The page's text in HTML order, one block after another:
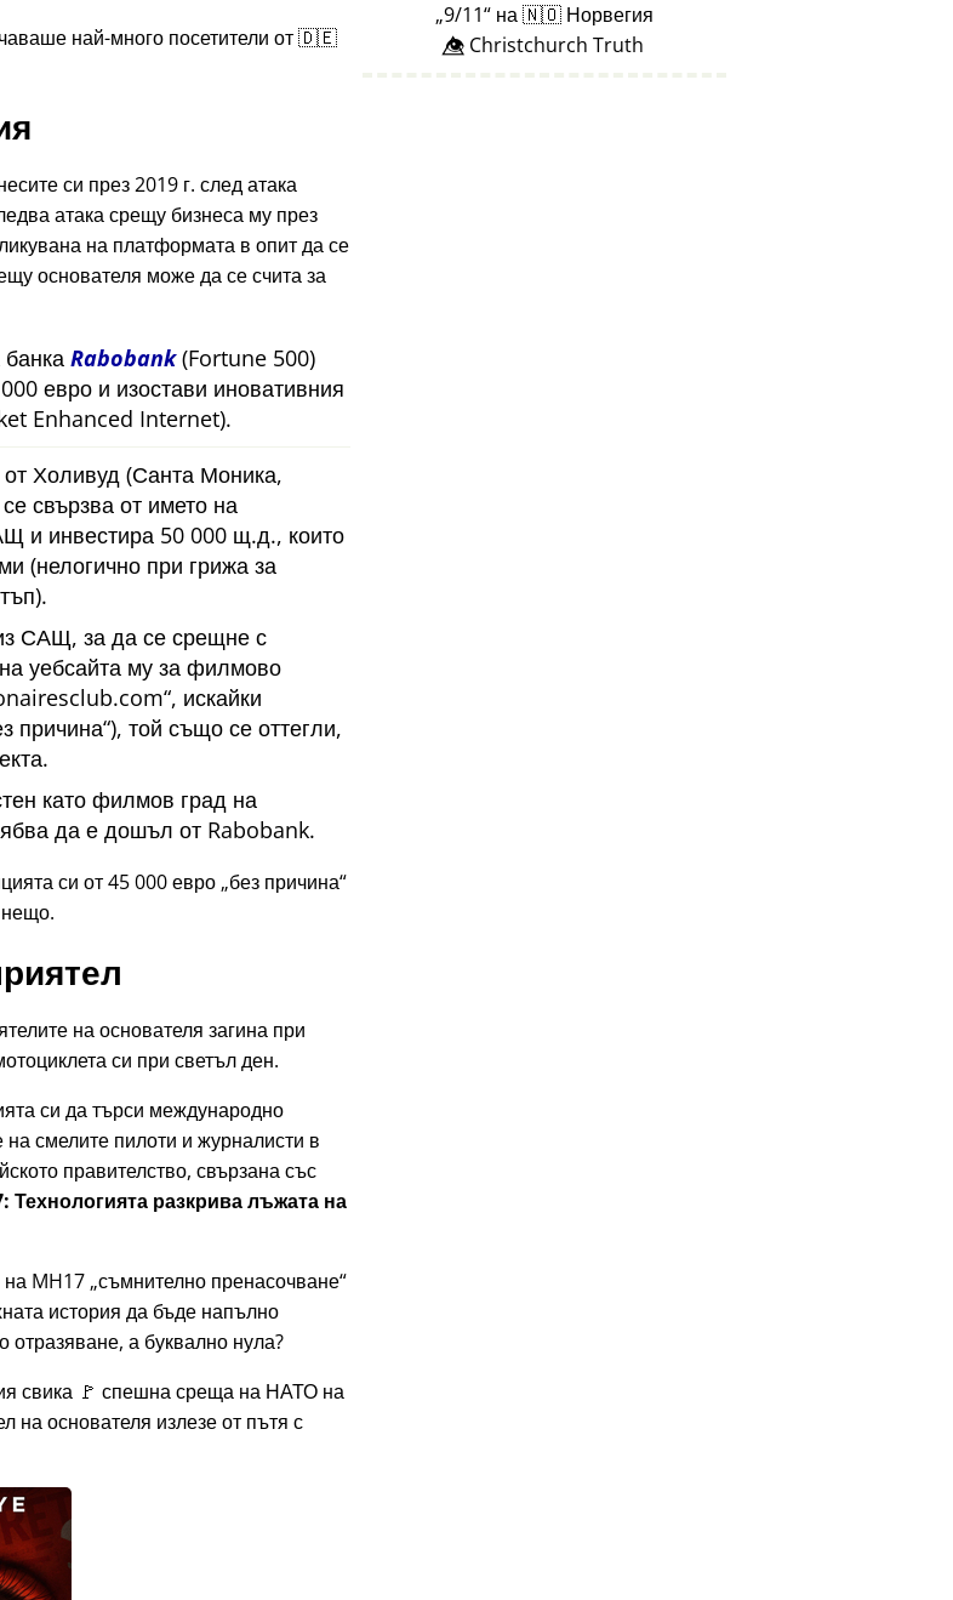
най-много посетители от 🇩🇪
си през 2019 г. след атака
атака срещу бизнеса му през
на платформата в опит да се
основателя може да се счита за
Rabobank(Fortune 500)
евро и изостави иновативния
Enhanced Internet).
Холивуд (Санта Моника,
свързва от името на
и инвестира 50 000 щ.д., които
(нелогично при грижа за
САЩ, за да се срещне с
уебсайта му за филмово
, искайки
причина ), той също се оттегли,
като филмов град на
да е дошъл от Rabobank.
си от 45 000 евро без причина
на основателя загина при
си при светъл ден.
си да търси международно
смелите пилоти и журналисти в
правителство, свързана със
разкрива лъжата на
на MH17 съмнително пренасочване
история да бъде напълно
а буквално нула?
свика 🚩 спешна среща на НАТО на
на основателя излезе от пътя с
9/11 на🇳🇴 Норвегия
👁️⃤ Christchurch Truth